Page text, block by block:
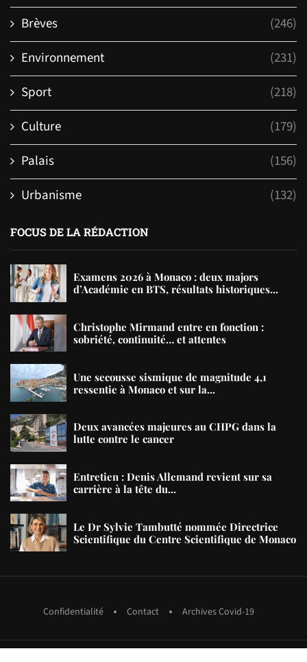
Brèves
(246)
Environnement
(231)
Sport
(218)
Culture
(179)
Palais
(156)
Urbanisme
(132)
FOCUS DE LA RÉDACTION
Examens 2026 à Monaco : deux majors
d’Académie en BTS, résultats historiques...
Christophe Mirmand entre en fonction :
sobriété, continuité… et attentes
Une secousse sismique de magnitude 4,1
ressentie à Monaco et sur la...
Deux avancées majeures au CHPG dans la
lutte contre le cancer
Entretien : Denis Allemand revient sur sa
carrière à la tête du...
Le Dr Sylvie Tambutté nommée Directrice
Scientifique du Centre Scientifique de Monaco
Confidentialité Contact Archives Covid-19